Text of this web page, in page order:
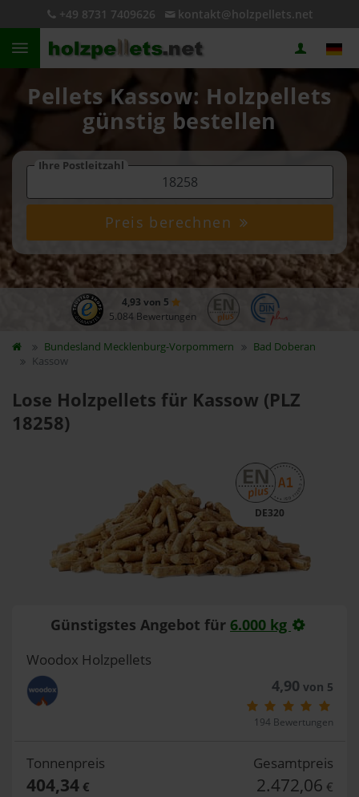
+49 8731 7409626 kontakt@holzpellets.net
Pellets Kassow: Holzpellets
günstig bestellen
Ihre Postleitzahl
Preis berechnen
4,93 von 5
5.084 Bewertungen
Bundesland Mecklenburg-Vorpommern
Bad Doberan
Kassow
Lose Holzpellets für Kassow (PLZ
18258)
DE320
Günstigstes Angebot für 6.000 kg
Woodox Holzpellets
4,90 von 5
194 Bewertungen
Tonnenpreis
404,34€
Gesamtpreis
2.472,06 €